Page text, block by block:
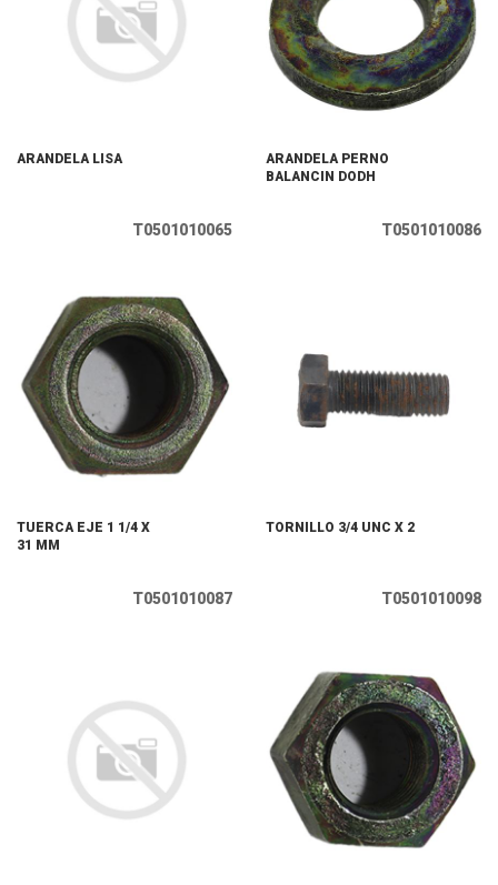
ARANDELA LISA
T0501010065
ARANDELA PERNO
BALANCIN DODH
T0501010086
TUERCA EJE 1 1/4 X
31 MM
T0501010087
TORNILLO 3/4 UNC X 2
T0501010098